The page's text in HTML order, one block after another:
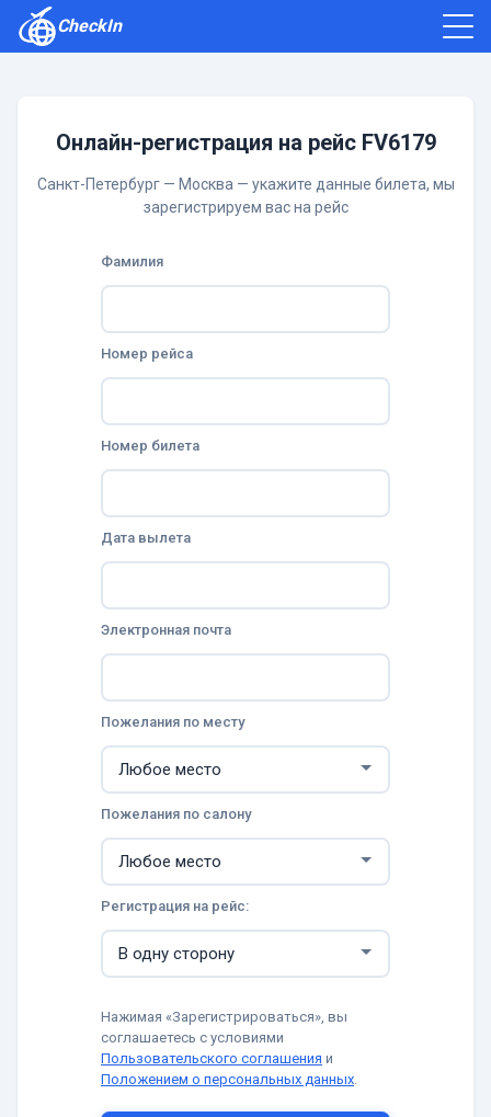
CheckIn
Онлайн-регистрация на рейс FV6179
Санкт-Петербург — Москва — укажите данные билета, мы
зарегистрируем вас на рейс
Фамилия
Номер рейса
Номер билета
Дата вылета
Электронная почта
Пожелания по месту
Пожелания по салону
Регистрация на рейс:
Нажимая «Зарегистрироваться», вы
соглашаетесь с условиями
Пользовательского соглашения и
Положением о персональных данных.